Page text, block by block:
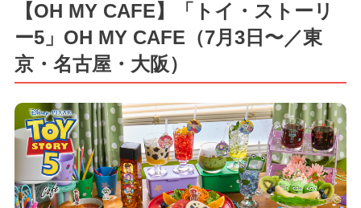
【OH MY CAFE】「トイ・ストーリ
ー5」OH MY CAFE（7月3日〜／東
京・名古屋・大阪）